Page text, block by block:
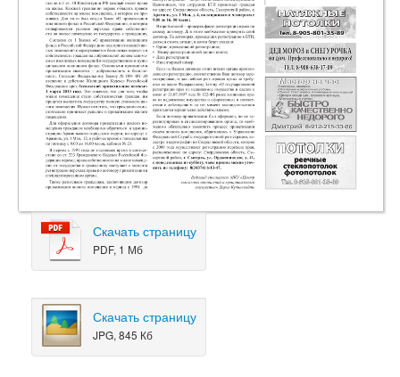
Скачать страницу
PDF, 1 Мб
Скачать страницу
JPG, 845 Кб